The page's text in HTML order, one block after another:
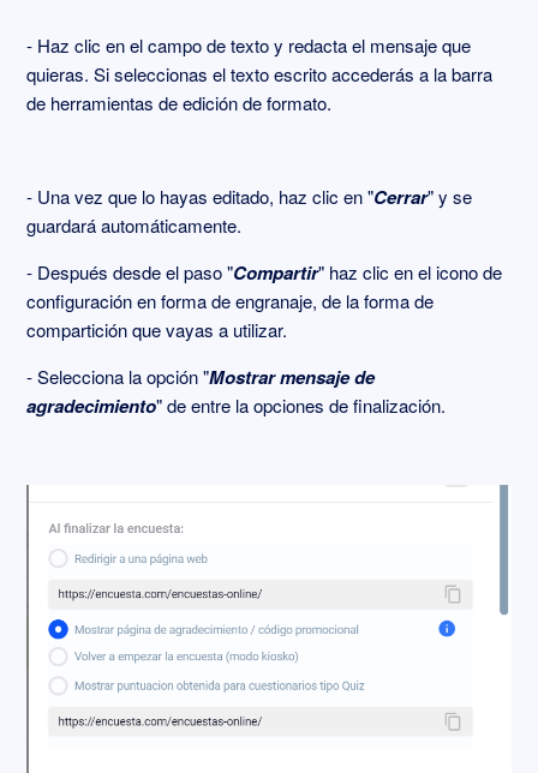
- Haz clic en el campo de texto y redacta el mensaje que
quieras. Si seleccionas el texto escrito accederás a la barra
de herramientas de edición de formato.
- Una vez que lo hayas editado, haz clic en "Cerrar" y se
guardará automáticamente.
- Después desde el paso "Compartir" haz clic en el icono de
configuración en forma de engranaje, de la forma de
compartición que vayas a utilizar.
- Selecciona la opción "Mostrar mensaje de
agradecimiento" de entre la opciones de finalización.